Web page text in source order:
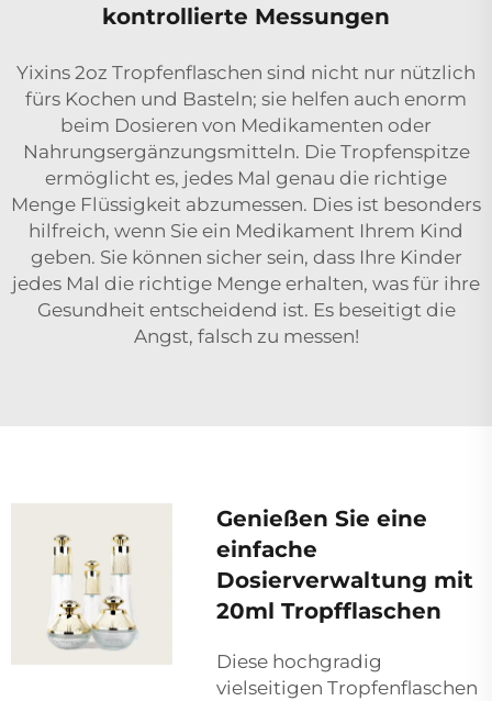
kontrollierte Messungen
Yixins 2oz Tropfenflaschen sind nicht nur nützlich
fürs Kochen und Basteln; sie helfen auch enorm
beim Dosieren von Medikamenten oder
Nahrungsergänzungsmitteln. Die Tropfenspitze
ermöglicht es, jedes Mal genau die richtige
Menge Flüssigkeit abzumessen. Dies ist besonders
hilfreich, wenn Sie ein Medikament Ihrem Kind
geben. Sie können sicher sein, dass Ihre Kinder
jedes Mal die richtige Menge erhalten, was für ihre
Gesundheit entscheidend ist. Es beseitigt die
Angst, falsch zu messen!
Genießen Sie eine
einfache
Dosierverwaltung mit
20ml Tropfflaschen
Diese hochgradig
vielseitigen Tropfenflaschen